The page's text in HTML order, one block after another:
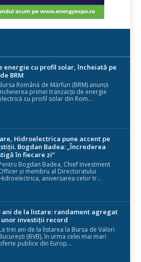
energie cu profil solar, încheiată pe
BRM
Română de Mărfuri (BRM) anunță
primei tranzacții de energie
cu profil solar din Rom...
Hidroelectrica pune accent pe
Bogdan Badea: „Încrederea
în fiecare zi”
Bogdan Badea, Chief Investment
și membru al Directoratului
aniversarea celor tr...
de la listare: randament agregat
unor investiții record
trei ani de la listarea la Bursa de Valori
(BVB), în urma celei mai mari
publice din Europ...